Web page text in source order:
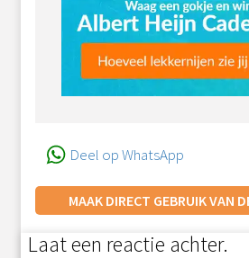
Deel op WhatsApp
MAAK DIRECT GEBRUIK VAN
Laat een reactie achter.